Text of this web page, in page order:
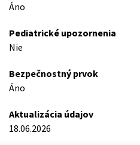
Áno
Pediatrické upozornenia
Nie
Bezpečnostný prvok
Áno
Aktualizácia údajov
18.06.2026